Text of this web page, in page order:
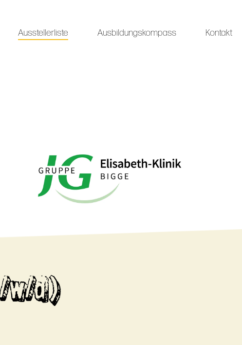
Ausstellerliste Ausbildungskompass Kontakt
d)